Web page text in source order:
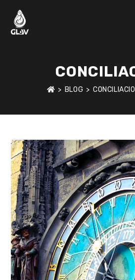
content
> BLOG >